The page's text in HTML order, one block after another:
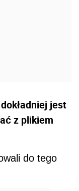
jest
z plikiem
do tego